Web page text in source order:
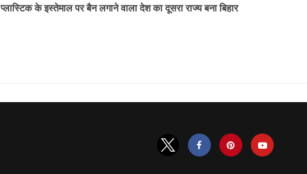
प्लास्टिक के इस्तेमाल पर बैन लगाने वाला देश का दूसरा राज्य बना बिहार